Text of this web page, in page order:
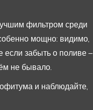
фильтром среди
мощно: видимо,
забыть о поливе –
не бывало.
и наблюдайте,